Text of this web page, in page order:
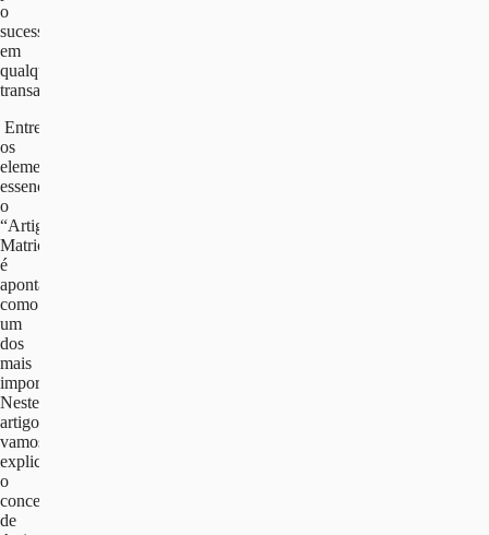
o
sucesso
em
qualquer
transação.
Entre
os
elementos
essenciais,
o
“Artigo
Matricial”
é
apontado
como
um
dos
mais
importantes.
Neste
artigo,
vamos
explicar
o
conceito
de